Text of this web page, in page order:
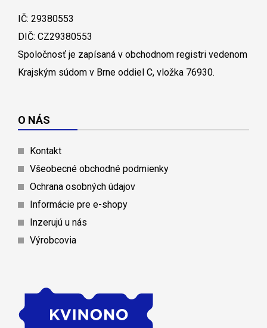
IČ: 29380553
DIČ: CZ29380553
Spoločnosť je zapísaná v obchodnom registri vedenom
Krajským súdom v Brne oddiel C, vložka 76930.
O NÁS
Kontakt
Všeobecné obchodné podmienky
Ochrana osobných údajov
Informácie pre e-shopy
Inzerujú u nás
Výrobcovia